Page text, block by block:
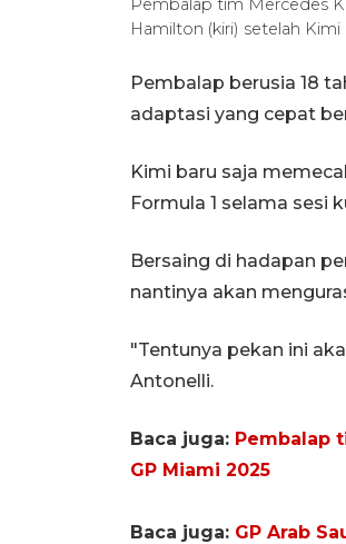
Pembalap tim Mercedes
Hamilton (kiri) setelah Kimi
Pembalap berusia 18
adaptasi yang cepat
Kimi baru saja
Formula 1 selama sesi
Bersaing di hadapan
nantinya akan
"Tentunya pekan ini
Antonelli.
Baca juga: Pembalap
GP Miami 2025
Baca juga: GP Arab